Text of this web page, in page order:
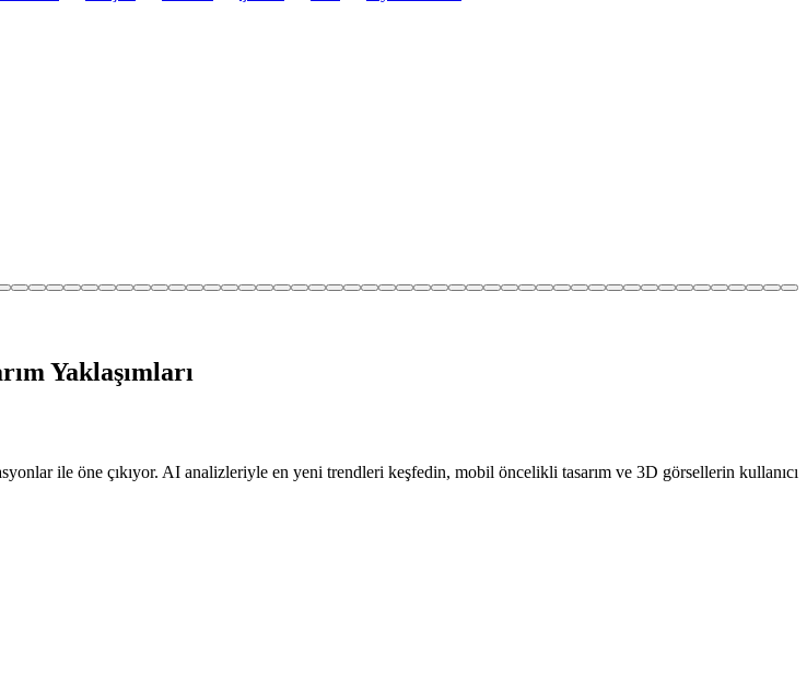
Yaklaşımları
ile öne çıkıyor. AI analizleriyle en yeni trendleri keşfedin, mobil öncelikli tasarım ve 3D görsellerin kullanıcı